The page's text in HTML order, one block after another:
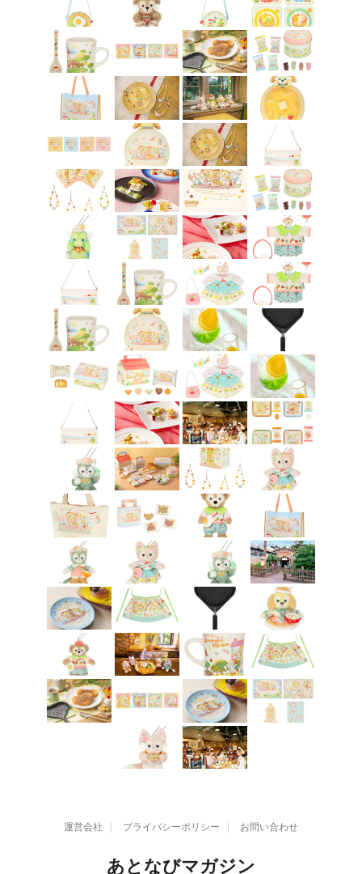
運営会社 プライバシーポリシー お問い合わせ
あとなびマガジン